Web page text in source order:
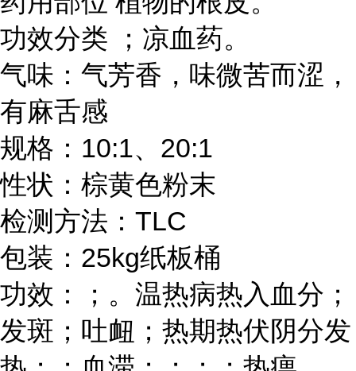
功效分类 ；凉血药。
气味：气芳香，味微苦而涩，
有麻舌感
规格：10:1、20:1
性状：棕黄色粉末
检测方法：TLC
包装：25kg纸板桶
功效：；。温热病热入血分；
发斑；吐衄；热期热伏阴分发